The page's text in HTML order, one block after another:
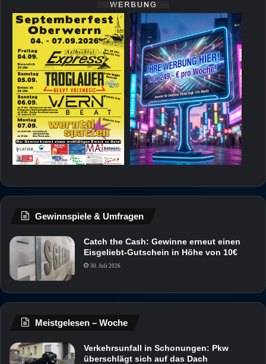
Gewinnspiele & Umfragen
Catch the Cash: Gewinne erneut einen
Eisgeliebt-Gutschein in Höhe von 10€
30. Juli 2026
Meistgelesen – Woche
Verkehrsunfall in Schonungen: Pkw
überschlägt sich auf das Dach